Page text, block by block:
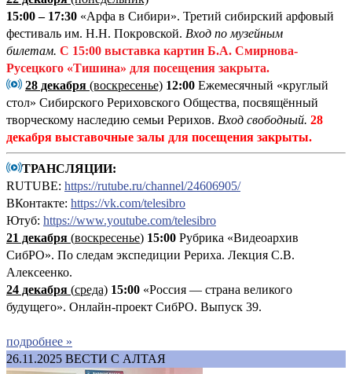
15:00 – 17:30 «Арфа в Сибири». Третий сибирский арфовый
фестиваль им. Н.Н. Покровской. Вход по музейным
билетам. С 15:00 выставка картин Б.А. Смирнова-
Русецкого «Тишина» для посещения закрыта.
28 декабря (воскресенье) 12:00 Ежемесячный «круглый
стол» Сибирского Рериховского Общества, посвящённый
творческому наследию семьи Рерихов. Вход свободный. 28
декабря выставочные залы для посещения закрыты.
ТРАНСЛЯЦИИ:
RUTUBE: https://rutube.ru/channel/24606905/
ВКонтакте: https://vk.com/telesibro
Ютуб: https://www.youtube.com/telesibro
21 декабря (воскресенье) 15:00 Рубрика «Видеоархив
СибРО». По следам экспедиции Рериха. Лекция С.В.
Алексеенко.
24 декабря (среда) 15:00 «Россия — страна великого
будущего». Онлайн-проект СибРО. Выпуск 39.
подробнее »
26.11.2025 ВЕСТИ С АЛТАЯ